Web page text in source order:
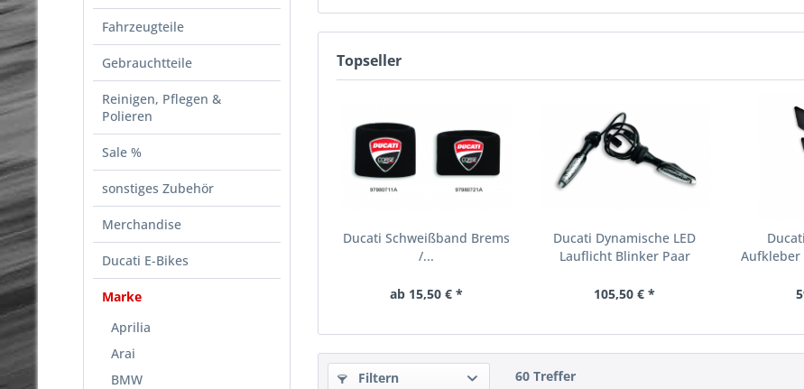
Fahrzeugteile
Gebrauchtteile
Reinigen, Pflegen &
Polieren
Sale %
sonstiges Zubehör
Merchandise
Ducati E-Bikes
Marke
Aprilia
Arai
BMW
Topseller
Ducati Schweißband Brems
/...
ab 15,50 € *
Ducati Dynamische LED
Lauflicht Blinker Paar
105,50 € *
Aufkleber
Filtern 60 Treffer